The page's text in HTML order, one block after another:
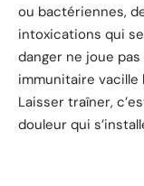
ou bactériennes,
intoxications qui
danger ne joue
immunitaire vacille
Laisser traîner,
douleur qui